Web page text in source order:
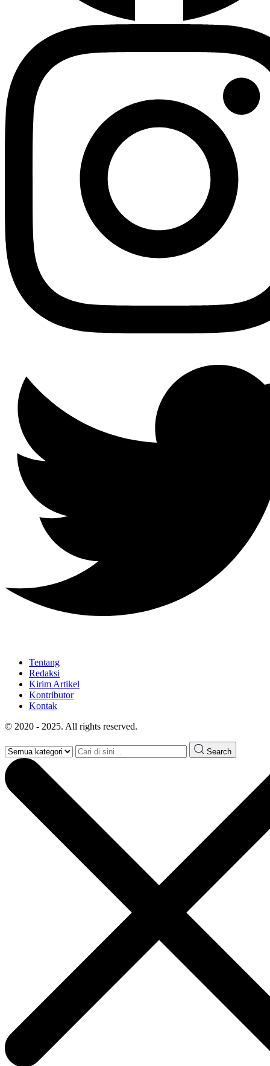
Tentang
Redaksi
Kirim Artikel
Kontributor
Kontak
© 2020 - 2025. All rights reserved.
Search